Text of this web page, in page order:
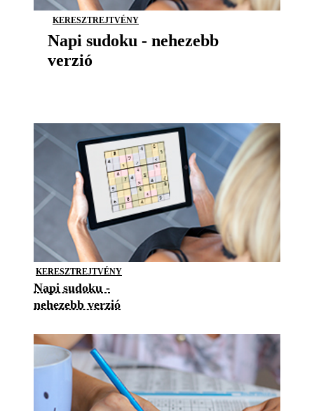
KERESZTREJTVÉNY
Napi sudoku - nehezebb
verzió
KERESZTREJTVÉNY
Napi sudoku -
nehezebb verzió